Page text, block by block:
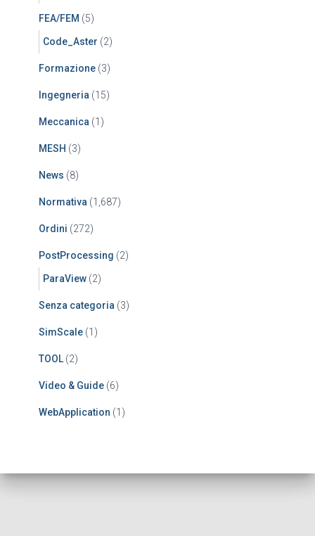
FEA/FEM (5)
Code_Aster (2)
Formazione (3)
Ingegneria (15)
Meccanica (1)
MESH (3)
News (8)
Normativa (1,687)
Ordini (272)
PostProcessing (2)
ParaView (2)
Senza categoria (3)
SimScale (1)
TOOL (2)
Video & Guide (6)
WebApplication (1)